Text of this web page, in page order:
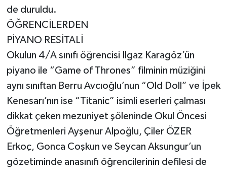
de duruldu.
ÖĞRENCİLERDEN
PİYANO RESİTALİ
Okulun 4/A sınıfı öğrencisi Ilgaz Karagöz’ün
piyano ile “Game of Thrones” filminin müziğini
aynı sınıftan Berru Avcıoğlu’nun “Old Doll” ve İpek
Kenesarı’nın ise “Titanic” isimli eserleri çalması
dikkat çeken mezuniyet şöleninde Okul Öncesi
Öğretmenleri Ayşenur Alpoğlu, Çiler ÖZER
Erkoç, Gonca Coşkun ve Seycan Aksungur’un
gözetiminde anasınıfı öğrencilerinin defilesi de